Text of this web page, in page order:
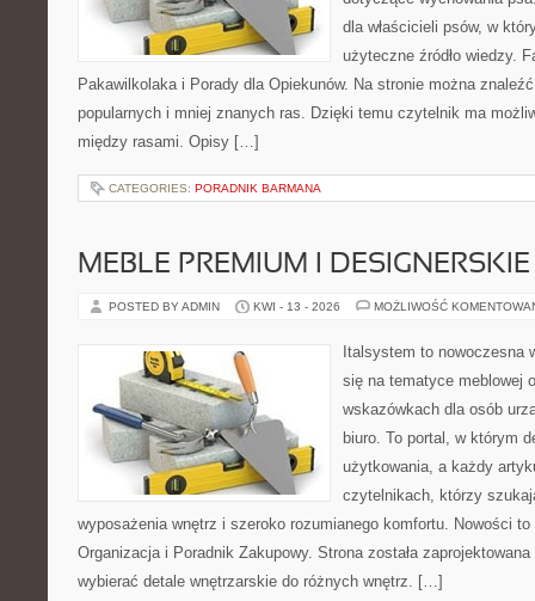
dla właścicieli psów, w
użyteczne źródło wiedzy.
Pakawilkolaka i Porady dla Opiekunów. Na stronie można
popularnych i mniej znanych ras. Dzięki temu czytelnik ma
między rasami. Opisy […]
CATEGORIES: PORADNIK BARMANA
MEBLE PREMIUM I DESIGNERSKIE
POSTED BY ADMIN KWI - 13 - 2026 MOŻLIWOŚĆ
Italsystem to nowoczesna
się na tematyce meblowej
wskazówkach dla osób
biuro. To portal, w którym
użytkowania, a każdy
czytelnikach, którzy
wyposażenia wnętrz i szeroko rozumianego komfortu. Nowości
Organizacja i Poradnik Zakupowy. Strona została
wybierać detale wnętrzarskie do różnych wnętrz. […]